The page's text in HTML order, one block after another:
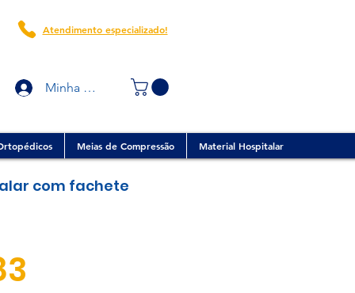
Atendimento especializado!
Minha conta
Meias de Compressão Material Hospitalar
com fachete